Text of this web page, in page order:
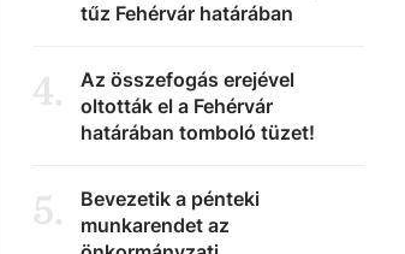
tűz Fehérvár határában
4.
Az összefogás erejével
oltották el a Fehérvár
határában tomboló tüzet!
5.
Bevezetik a pénteki
munkarendet az